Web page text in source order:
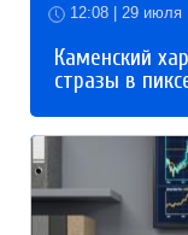
12:08 | 29 июля
Каменский
стразы в